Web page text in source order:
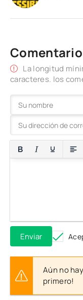
La longitud
caracteres. los
Enviar
Aún no
primero!